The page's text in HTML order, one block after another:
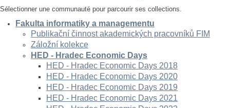
Sélectionner une communauté pour parcourir ses collections.
Fakulta informatiky a managementu
Publikační činnost akademických pracovníků FIM
Záložní kolekce
HED - Hradec Economic Days
HED - Hradec Economic Days 2018
HED - Hradec Economic Days 2020
HED - Hradec Economic Days 2019
HED - Hradec Economic Days 2021